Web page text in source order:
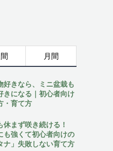
月間
好きなら、ミニ盆栽も
きになる｜初心者向け
・育て方
休まず咲き続ける！
も強くて初心者向けの
ナ」失敗しない育て方